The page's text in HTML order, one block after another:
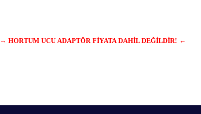
→ HORTUM UCU ADAPTÖR FİYATA DAHİL DEĞİLDİR! ←